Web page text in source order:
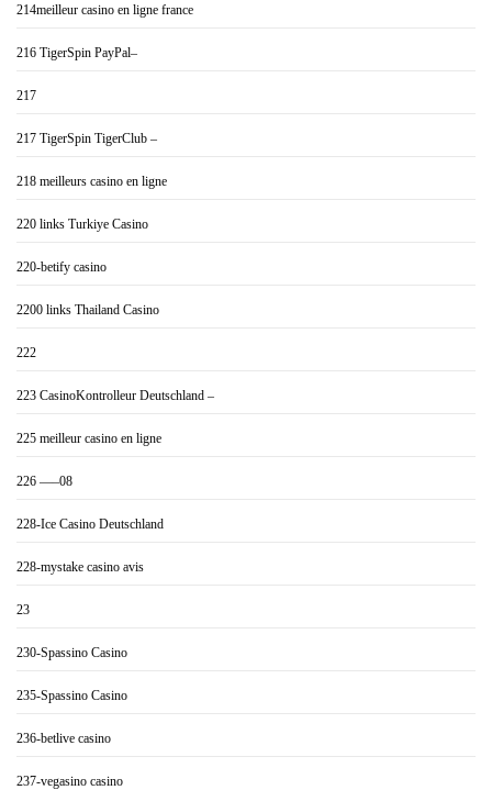
214meilleur casino en ligne france
216 TigerSpin PayPal–
217
217 TigerSpin TigerClub –
218 meilleurs casino en ligne
220 links Turkiye Casino
220-betify casino
2200 links Thailand Casino
222
223 CasinoKontrolleur Deutschland –
225 meilleur casino en ligne
226 —–08
228-Ice Casino Deutschland
228-mystake casino avis
23
230-Spassino Casino
235-Spassino Casino
236-betlive casino
237-vegasino casino